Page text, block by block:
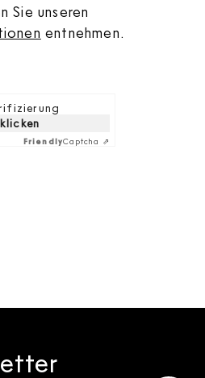
Sie unseren
entnehmen.
FriendlyCaptcha ⇗